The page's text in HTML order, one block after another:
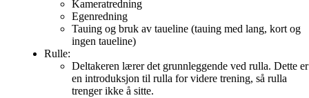
Kameratredning
Egenredning
Tauing og bruk av taueline (tauing med lang, kort og
ingen taueline)
Rulle:
Deltakeren lærer det grunnleggende ved rulla. Dette er
en introduksjon til rulla for videre trening, så rulla
trenger ikke å sitte.